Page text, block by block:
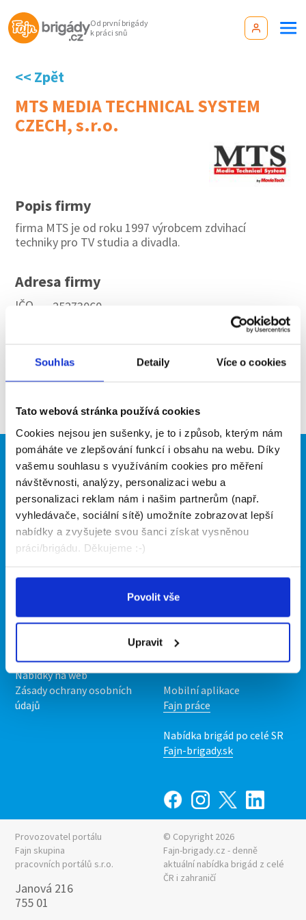
Souhlas Detaily Více o cookies
Tato webová stránka používá cookies
Cookies nejsou jen sušenky, je to i způsob, kterým nám
pomáháte ve zlepšování funkcí i obsahu na webu. Díky
vašemu souhlasu s využíváním cookies pro měření
návštěvnosti, analýzy, personalizaci webu a
personalizaci reklam nám i našim partnerům (např.
vyhledávače, sociální sítě) umožníte zobrazovat lepší
nabídky a zvyšujete svou šanci získat vysněnou
práci/brigádu. Děkujeme :-)
Povolit vše
Upravit
Od první brigády
k práci snů
<< Zpět
MTS MEDIA TECHNICAL SYSTEM
CZECH, s.r.o.
Popis firmy
firma MTS je od roku 1997 výrobcem zdvihací
techniky pro TV studia a divadla.
Adresa firmy
IČO
25273060
Aktuální brigády
prosím znovu za pár dní.
Brigádníci
Články
Hledané brigády
Firmy
Vložit inzerát
Ceník
O nás
Upravit předvolby cookies
Statistiky pro média
Nabídky na web
Zásady ochrany osobních
údajů
Mobilní aplikace
Fajn brigády
Nabídka práce z celé ČR
INwork.cz
Mobilní aplikace
Fajn práce
Nabídka brigád po celé SR
Fajn-brigady.sk
Provozovatel portálu
Fajn skupina
pracovních portálů s.r.o.
Janová 216
755 01
© Copyright 2026
Fajn-brigady.cz - denně
aktuální nabídka brigád z celé
ČR i zahraničí